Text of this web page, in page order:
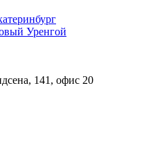
Уренгой
141, офис 20